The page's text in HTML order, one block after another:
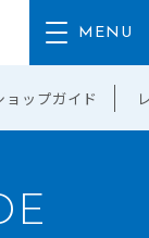
ョップガイド